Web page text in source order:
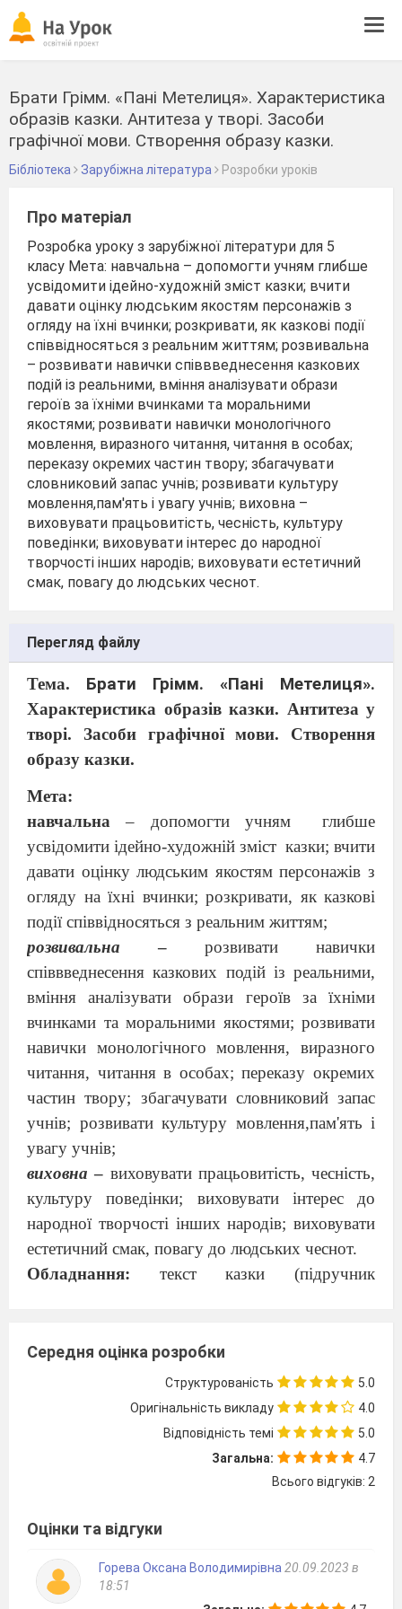
Брати Грімм. «Пані Метелиця». Характеристика
образів казки. Антитеза у творі. Засоби
графічної мови. Створення образу казки.
Бібліотека Зарубіжна література Розробки уроків
Про матеріал
Розробка уроку з зарубіжної літератури для 5
класу Мета: навчальна – допомогти учням глибше
усвідомити ідейно-художній зміст казки; вчити
давати оцінку людським якостям персонажів з
огляду на їхні вчинки; розкривати, як казкові події
співвідносяться з реальним життям; розвивальна
– розвивати навички співвведнесення казкових
подій із реальними, вміння аналізувати образи
героїв за їхніми вчинками та моральними
якостями; розвивати навички монологічного
мовлення, виразного читання, читання в особах;
переказу окремих частин твору; збагачувати
словниковий запас учнів; розвивати культуру
мовлення,пам'ять і увагу учнів; виховна –
виховувати працьовитість, чесність, культуру
поведінки; виховувати інтерес до народної
творчості інших народів; виховувати естетичний
смак, повагу до людських чеснот.
Перегляд файлу
Тема. Брати Грімм. «Пані Метелиця».
Характеристика образів казки. Антитеза у
творі. Засоби графічної мови. Створення
образу казки.
Мета:
навчальна – допомогти учням
глибше
усвідомити ідейно-художній зміст казки; вчити
давати оцінку людським якостям персонажів з
огляду на їхні вчинки; розкривати, як казкові
події співвідносяться з реальним життям;
розвивальна – розвивати навички
співвведнесення казкових подій із реальними,
вміння аналізувати образи героїв за їхніми
вчинками та моральними якостями; розвивати
навички монологічного мовлення, виразного
читання, читання в особах; переказу окремих
частин твору; збагачувати словниковий запас
учнів; розвивати культуру мовлення,пам'ять і
увагу учнів;
виховна – виховувати працьовитість, чесність,
культуру поведінки; виховувати інтерес до
народної творчості інших народів; виховувати
естетичний смак, повагу до людських чеснот.
Обладнання: текст казки (підручник
Тип уроку: урок поглибленої роботи над
Який догляд – такий і прибуток
Німецьке народне прислів’я
Хід уроку
2. Психологічне налаштування класу до
Уже дзвінок нам дав сигнал:
Працювати час настав.
Середня оцінка розробки
Структурованість
5.0
Оригінальність викладу
4.0
Відповідність темі
5.0
Загальна:
4.7
Всього відгуків: 2
Оцінки та відгуки
Горева Оксана Володимирівна 20.09.2023 в
18:51